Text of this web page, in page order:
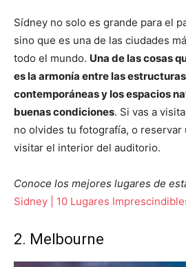
Sídney no solo es grande para el
sino que es una de las ciudades
todo el mundo. Una de las cosas
es la armonía entre las
contemporáneas y los espacios
buenas condiciones. Si vas a
no olvides tu fotografía, o reservar
visitar el interior del auditorio.
Conoce los mejores lugares de
Sidney | 10 Lugares
2. Melbourne